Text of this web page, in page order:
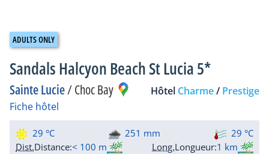
Sandals Halcyon Beach St Lucia 5*
Sainte Lucie/Choc Bay Hôtel Charme/ Prestige
Fiche hôtel
29 °C 251 mm
29 °C
Dist.Distance:< 100 m Long.Longueur:1 km